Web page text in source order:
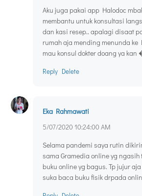
Aku juga pakai app Halodoc
membantu untuk konsultasi
dan kasi resep.. apalagi disaat
rumah aja mending menunda ke
mau konsul dokter doang ya
Reply Delete
Eka Rahmawati
5/07/2020 10:24:00 AM
Selama pandemi saya rutin
sama Gramedia online yg ngasih
buku online yg bagus. Tp jujur
suka baca buku fisik drpada